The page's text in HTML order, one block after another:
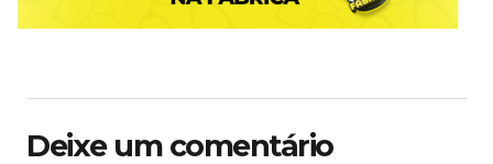
Deixe um comentário